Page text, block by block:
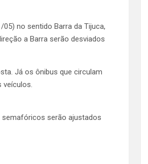
no sentido Barra da Tijuca,
a Barra serão desviados
Já os ônibus que circulam
veículos.
semafóricos serão ajustados